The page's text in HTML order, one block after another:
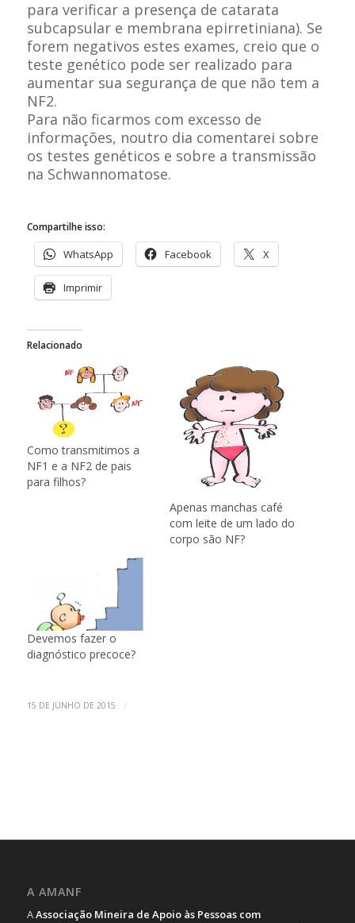
para verificar a presença de catarata
subcapsular e membrana epirretiniana). Se
forem negativos estes exames, creio que o
teste genético pode ser realizado para
aumentar sua segurança de que não tem a
NF2.
Para não ficarmos com excesso de
informações, noutro dia comentarei sobre
os testes genéticos e sobre a transmissão
na Schwannomatose.
Compartilhe isso:
WhatsApp Facebook X
Imprimir
Relacionado
Como transmitimos a
NF1 e a NF2 de pais
para filhos?
Apenas manchas café
com leite de um lado do
corpo são NF?
Devemos fazer o
diagnóstico precoce?
15 DE JUNHO DE 2015 /
A AMANF
AAssociação Mineira de Apoio às Pessoas com